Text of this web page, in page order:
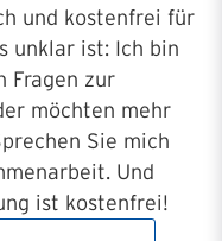
und kostenfrei für
unklar ist: Ich bin
Fragen zur
möchten mehr
Sie mich
Und
ist kostenfrei!